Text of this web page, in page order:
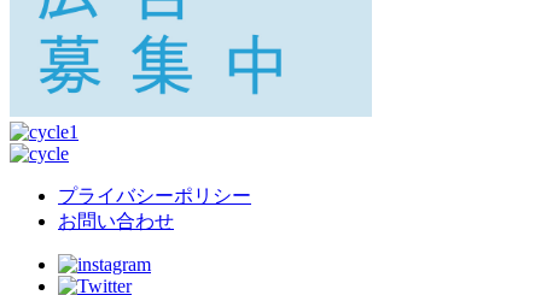
プライバシーポリシー
お問い合わせ